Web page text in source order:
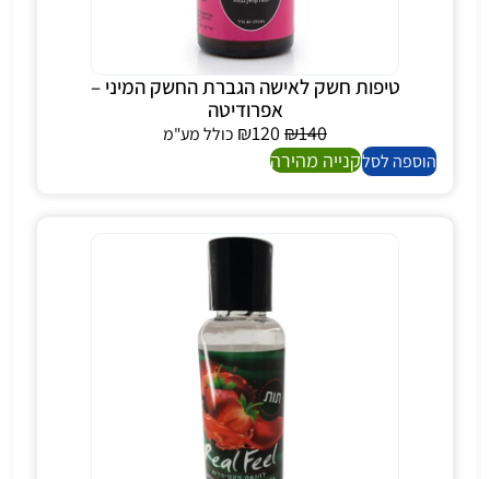
טיפות חשק לאישה הגברת החשק המיני –
אפרודיטה
₪140
₪120
כולל מע"מ
הוספה לסלקנייה מהירה